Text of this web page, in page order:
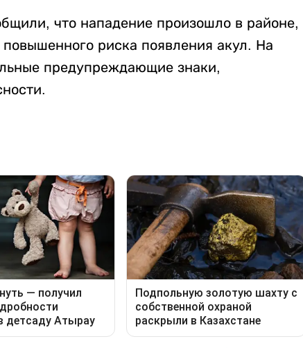
что нападение произошло в районе,
риска появления акул. На
предупреждающие знаки,